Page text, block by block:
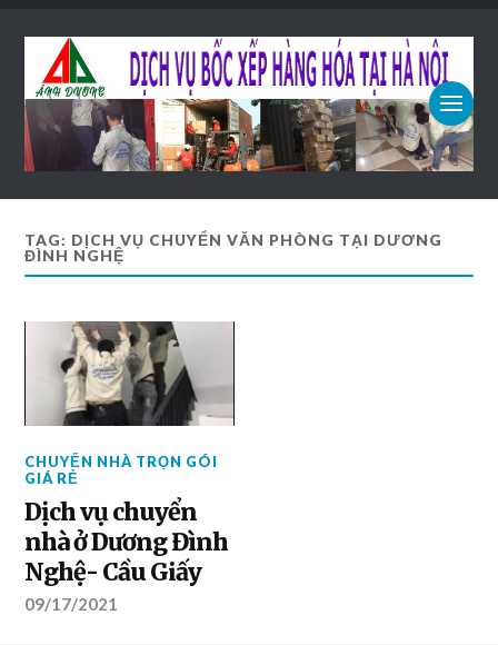
TAG: DỊCH VỤ CHUYỂN VĂN PHÒNG TẠI DƯƠNG
ĐÌNH NGHỆ
CHUYỂN NHÀ TRỌN GÓI
GIÁ RẺ
Dịch vụ chuyển
nhà ở Dương Đình
Nghệ- Cầu Giấy
09/17/2021